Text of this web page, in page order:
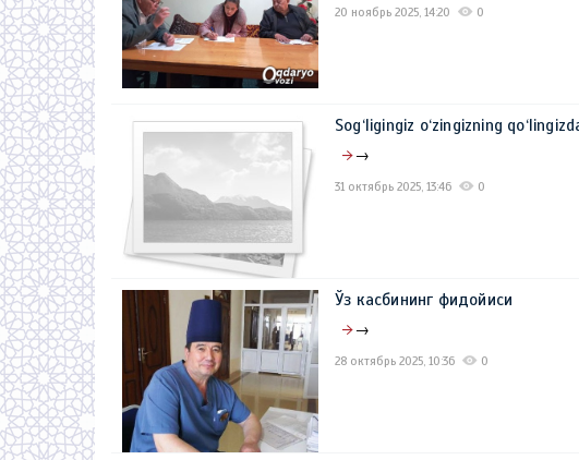
20 ноябрь 2025, 14:20 0
Sog‘ligingiz o‘zingizning
→
31 октябрь 2025, 13:46 0
Ўз касбининг фидойиси
→
28 октябрь 2025, 10:36 0